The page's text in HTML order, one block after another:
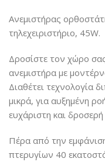
Ανεμιστήρας
τηλεχειριστήριο, 45W.
Δροσίστε τον χώρο
ανεμιστήρα με
Διαθέτει τεχνολογία
μικρά, για αυξημένη
ευχάριστη και
Πέρα από την
πτερυγίων 40